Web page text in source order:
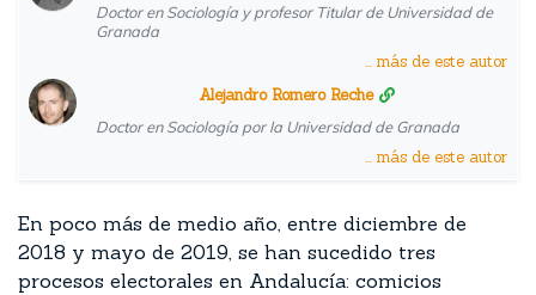
Doctor en Sociología y profesor Titular de Universidad de
Granada
... más de este autor
Alejandro Romero Reche
Doctor en Sociología por la Universidad de Granada
... más de este autor
En poco más de medio año, entre diciembre de
2018 y mayo de 2019, se han sucedido tres
procesos electorales en Andalucía: comicios